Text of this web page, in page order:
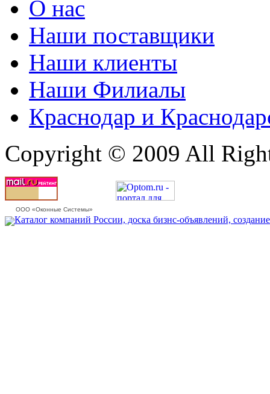
О нас
Наши поставщики
Наши клиенты
Наши Филиалы
Краснодар и
Copyright © 2009 All
ООО «Оконные Системы»